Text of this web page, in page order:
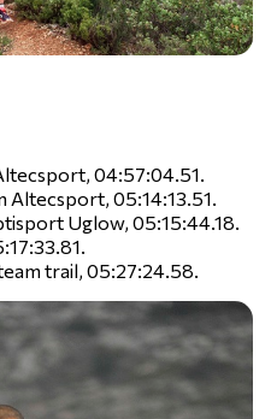
04:57:04.51.
Altecsport, 05:14:13.51.
Uglow, 05:15:44.18.
trail, 05:27:24.58.